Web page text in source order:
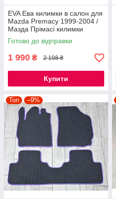
EVA Ева килимки в салон для
Mazda Premacy 1999-2004 /
Мазда Прімасі килимки
Готово до відправки
1 990 ₴ 2 198 ₴
Купити
Топ –9%